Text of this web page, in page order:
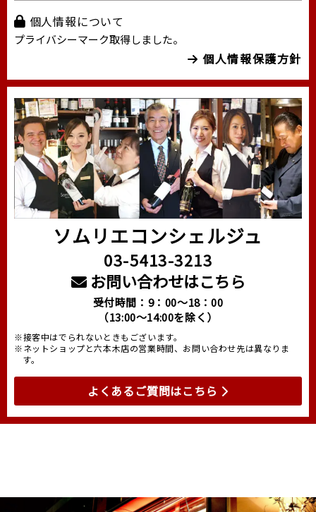
個人情報について
プライバシーマーク取得しました。
個人情報保護方針
ソムリエコンシェルジュ
03-5413-3213
お問い合わせはこちら
受付時間：9：00～18：00
（13:00～14:00を除く）
※接客中はでられないときもございます。
※ネットショップと六本木店の営業時間、お問い合わせ先は異なりま
す。
よくあるご質問はこちら